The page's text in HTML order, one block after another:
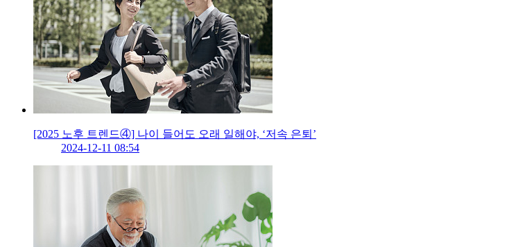
[2025 노후 트렌드④] 나이 들어도 오래 일해야, ‘저속 은퇴’
2024-12-11 08:54